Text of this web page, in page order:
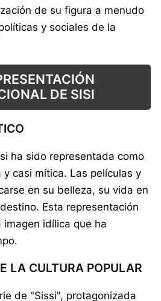
de su figura a menudo
y sociales de la
DE SISI
ha sido representada como
casi mítica. Las películas y
en su belleza, su vida en
Esta representación
idílica que ha
LA CULTURA POPULAR
de "Sissi", protagonizada